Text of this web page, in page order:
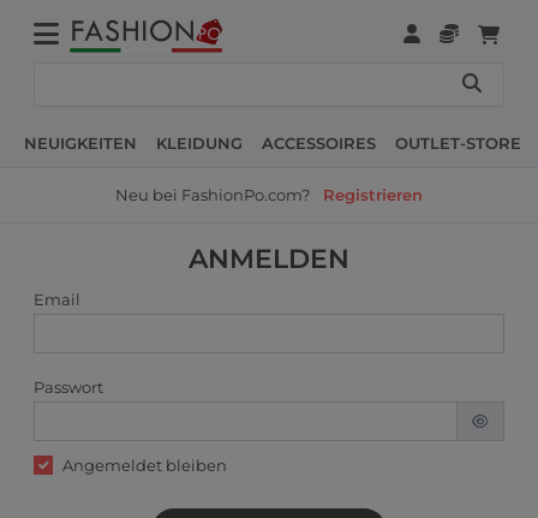
NEUIGKEITEN KLEIDUNG ACCESSOIRES OUTLET-STORE
Neu bei FashionPo.com? Registrieren
ANMELDEN
Email
Passwort
Angemeldet bleiben